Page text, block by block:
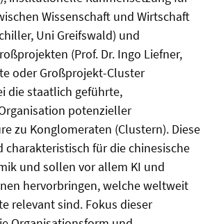
Wissenschaft und Wirtschaft
Uni Greifswald) und
(Prof. Dr. Ingo Liefner,
oder Großprojekt-Cluster
die staatlich geführte,
potenzieller
zu Konglomeraten (Clustern). Diese
charakteristisch für die chinesische
und sollen vor allem KI und
hervorbringen, welche weltweit
relevant sind. Fokus dieser